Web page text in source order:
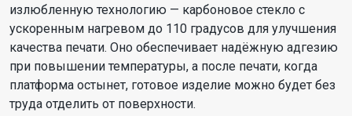
излюбленную технологию — карбоновое стекло с
ускоренным нагревом до 110 градусов для улучшения
качества печати. Оно обеспечивает надёжную адгезию
при повышении температуры, а после печати, когда
платформа остынет, готовое изделие можно будет без
труда отделить от поверхности.